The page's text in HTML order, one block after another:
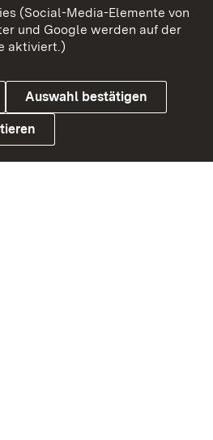
Barrierefreiheit
Cookies
(Social-Media-Elemente von
und Google werden auf der
aktiviert.)
Auswahl bestätigen